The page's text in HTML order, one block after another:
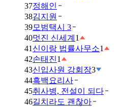
37정해인
38김지원
39모범택시 3
40멋진 신세계 1
41 신이랑 법률사무소1
42손태진1
43신입사원 강회장3
44흑백요리사
45취사병, 전설이 되다
46길치라도 괜찮아